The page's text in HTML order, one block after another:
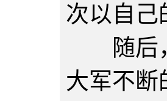
次以自己
随后，
大军不断